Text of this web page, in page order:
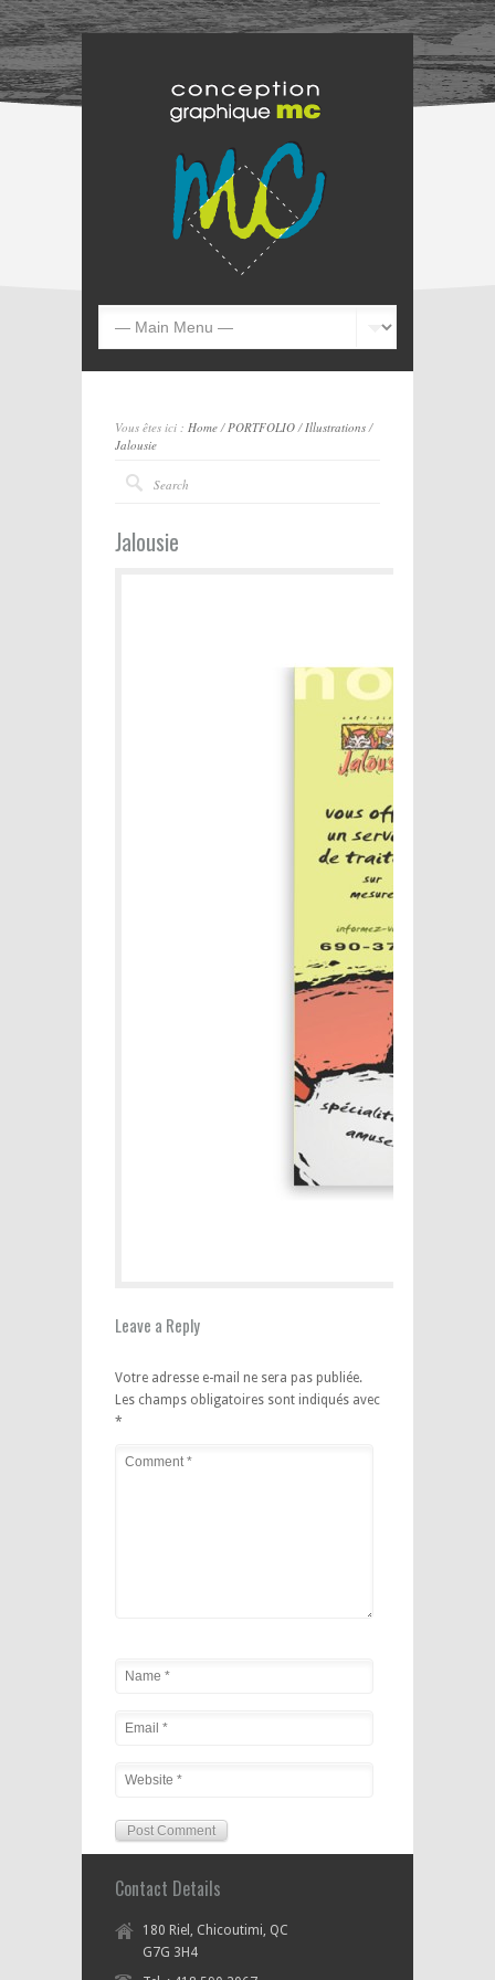
Vous êtes ici : Home/PORTFOLIO/Illustrations/
Jalousie
Jalousie
Leave a Reply
Votre adresse e-mail ne sera pas publiée.
Les champs obligatoires sont indiqués avec
*
Contact Details
180 Riel, Chicoutimi, QC
G7G 3H4